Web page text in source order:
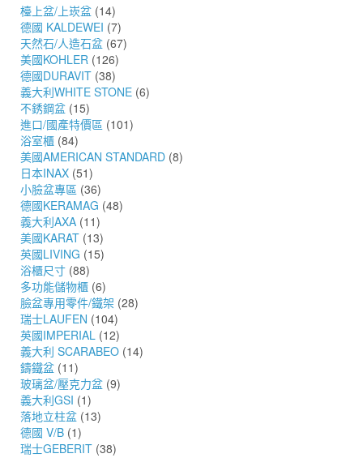
檯上盆/上崁盆 (14)
德國 KALDEWEI (7)
天然石/人造石盆 (67)
美國KOHLER (126)
德國DURAVIT (38)
義大利WHITE STONE (6)
不銹鋼盆 (15)
進口/國產特價區 (101)
浴室櫃 (84)
美國AMERICAN STANDARD (8)
日本INAX (51)
小臉盆專區 (36)
德國KERAMAG (48)
義大利AXA (11)
美國KARAT (13)
英國LIVING (15)
浴櫃尺寸 (88)
多功能儲物櫃 (6)
臉盆專用零件/鐵架 (28)
瑞士LAUFEN (104)
英國IMPERIAL (12)
義大利 SCARABEO (14)
鑄鐵盆 (11)
玻璃盆/壓克力盆 (9)
義大利GSI (1)
落地立柱盆 (13)
德國 V/B (1)
瑞士GEBERIT (38)